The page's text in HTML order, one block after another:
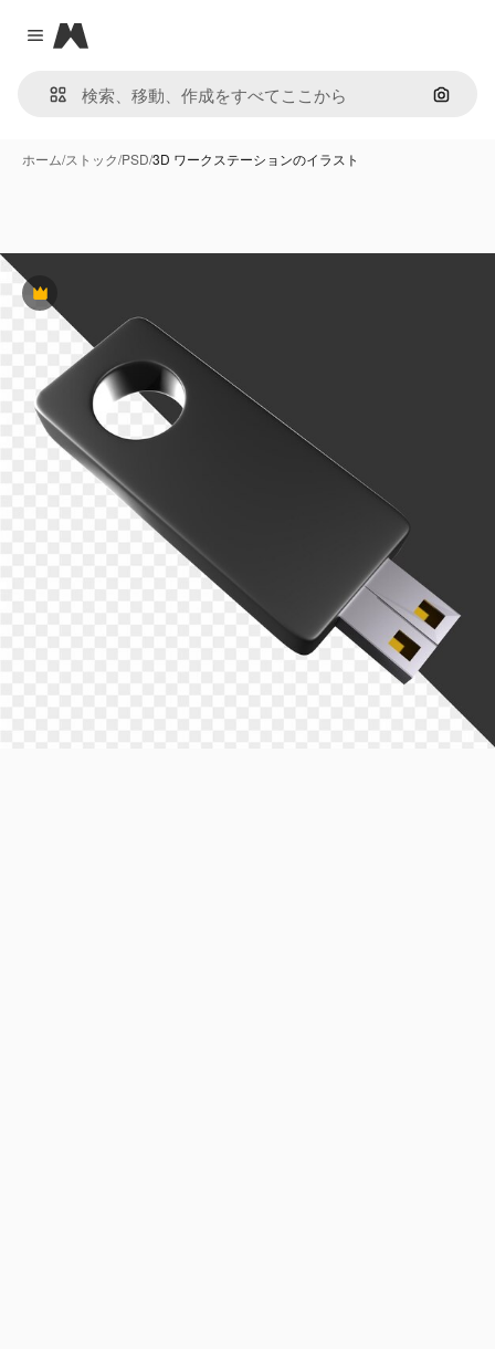
Close menu
Magnific
画像で
ホーム/ストック/PSD/3D ワークステーションのイラスト
Premium